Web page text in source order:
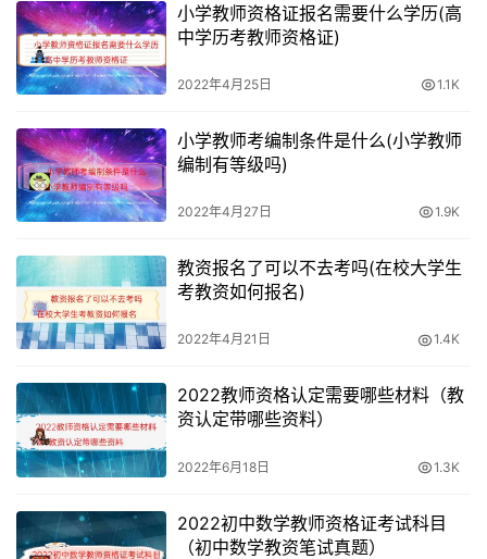
小学教师资格证报名需要什么学历(高
中学历考教师资格证)
2022年4月25日 1.1K
小学教师考编制条件是什么(小学教师
编制有等级吗)
2022年4月27日 1.9K
教资报名了可以不去考吗(在校大学生
考教资如何报名)
2022年4月21日 1.4K
2022教师资格认定需要哪些材料（教
资认定带哪些资料）
2022年6月18日 1.3K
2022初中数学教师资格证考试科目
（初中数学教资笔试真题）